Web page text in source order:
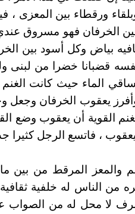
ورقطاء بين
الخرفان فهو مسروق
بياض وكل أسود بين
لنفسه قضبانا خضرا من
الماء حيث كانت
يعقوب الخرفان وجعل
القوية أن يعقوب وضع
، فاتسع الرجل كثيرا
المرقط من بين ما
الناس له خلفية
لا محل له من الصواب